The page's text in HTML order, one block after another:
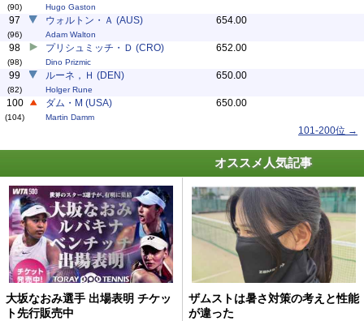
(90) Hugo Gaston
97
(96)
ウォルトン・Ａ (AUS)
Adam Walton
654.00
98
(98)
プリシュミッチ・Ｄ (CRO)
Dino Prizmic
652.00
99
(82)
ルーネ，Ｈ (DEN)
Holger Rune
650.00
100
(104)
ダム・M (USA)
Martin Damm
650.00
101-200位 →
オススメ人気記事
大坂なおみ選手 出場表明 チケッ
ト先行販売中
ザムストは暑さ対策の考えと性能
が違った